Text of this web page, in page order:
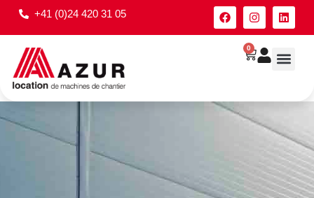
+41 (0)24 420 31 05
0